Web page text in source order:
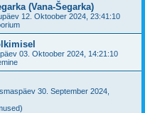
(Vana-Šegarka)
12. Oktoober 2024, 23:41:10
03. Oktoober 2024, 14:21:10
30. September 2024,